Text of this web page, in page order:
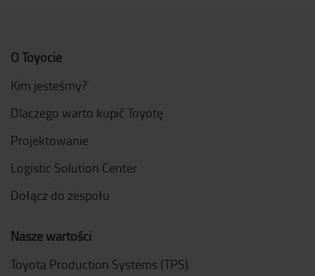
O Toyocie
Kim jesteśmy?
Dlaczego warto kupić Toyotę
Projektowanie
Logistic Solution Center
Dołącz do zespołu
Nasze wartości
Toyota Production Systems (TPS)